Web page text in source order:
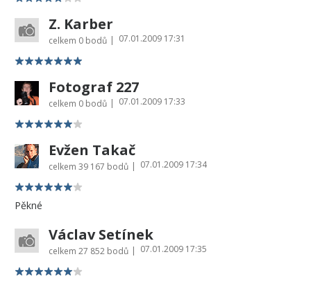
Z. Karber
celkem 0 bodů | 07.01.2009 17:31
Fotograf 227
celkem 0 bodů | 07.01.2009 17:33
Evžen Takač
celkem 39 167 bodů | 07.01.2009 17:34
Pěkné
Václav Setínek
celkem 27 852 bodů | 07.01.2009 17:35